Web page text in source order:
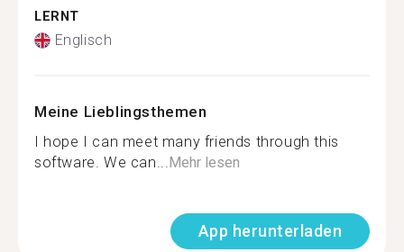
LERNT
Englisch
Meine Lieblingsthemen
I hope I can meet many friends through this
software. We can...Mehr lesen
App herunterladen